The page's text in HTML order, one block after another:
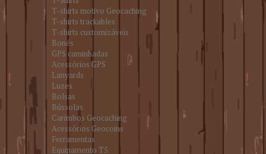
T-shirts motivo Geocaching
T-shirts trackables
T-shirts customizáveis
Bonés
GPS caminhadas
Acessórios GPS
Lanyards
Luzes
Bolsas
Bússolas
Carimbos Geocaching
Acessórios Geocoins
Ferramentas
Equipamento T5